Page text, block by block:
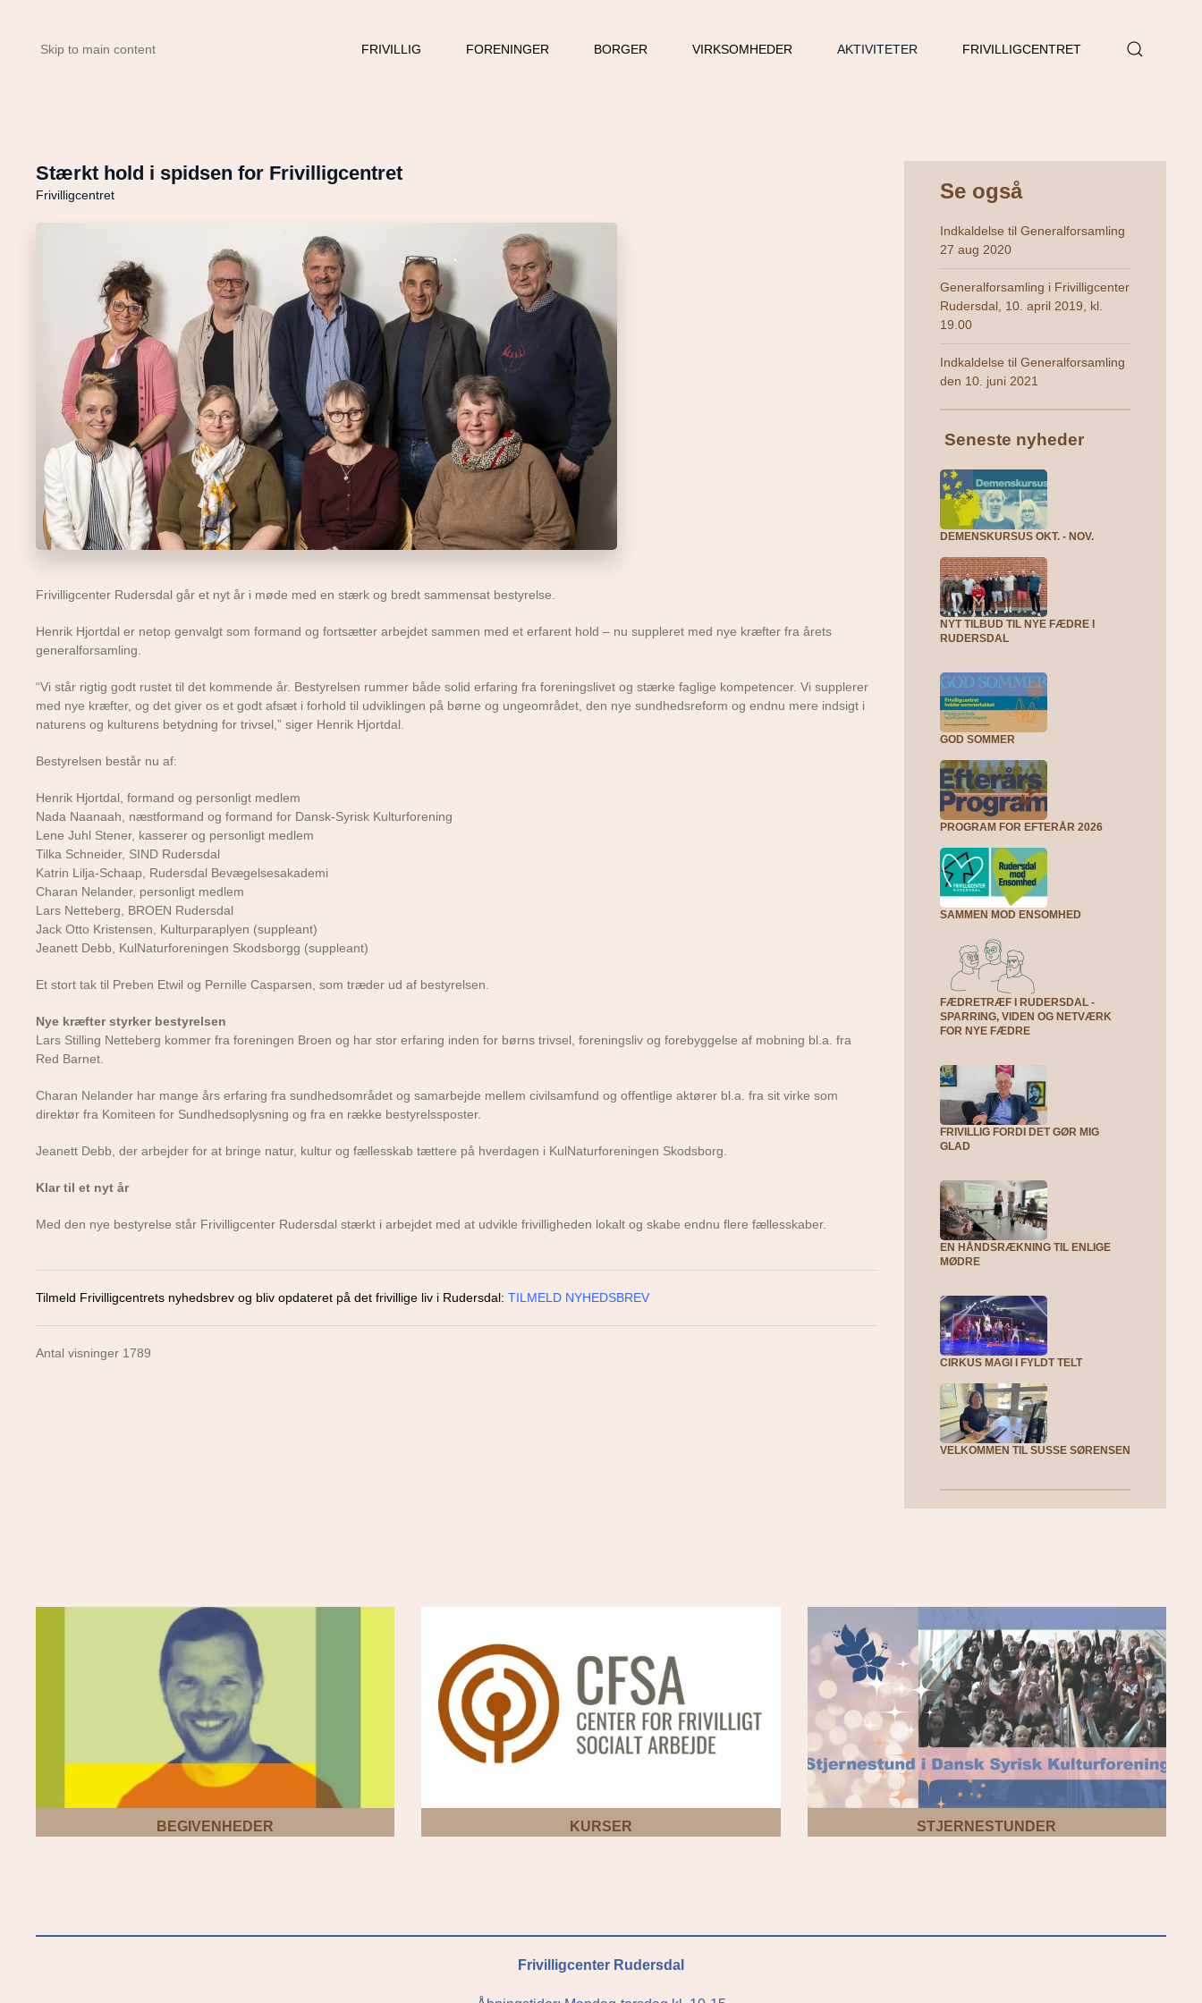
Skip to main content FRIVILLIG FORENINGER BORGER VIRKSOMHEDER AKTIVITETER FRIVILLIGCENTRET
Stærkt hold i spidsen for Frivilligcentret
Frivilligcentret
Frivilligcenter Rudersdal går et nyt år i møde med en stærk og bredt sammensat bestyrelse.
Henrik Hjortdal er netop genvalgt som formand og fortsætter arbejdet sammen med et erfarent hold – nu suppleret med nye kræfter fra årets
generalforsamling.
“Vi står rigtig godt rustet til det kommende år. Bestyrelsen rummer både solid erfaring fra foreningslivet og stærke faglige kompetencer. Vi supplerer
med nye kræfter, og det giver os et godt afsæt i forhold til udviklingen på børne og ungeområdet, den nye sundhedsreform og endnu mere indsigt i
naturens og kulturens betydning for trivsel,” siger Henrik Hjortdal.
Bestyrelsen består nu af:
Henrik Hjortdal, formand og personligt medlem
Nada Naanaah, næstformand og formand for Dansk-Syrisk Kulturforening
Lene Juhl Stener, kasserer og personligt medlem
Tilka Schneider, SIND Rudersdal
Katrin Lilja-Schaap, Rudersdal Bevægelsesakademi
Charan Nelander, personligt medlem
Lars Netteberg, BROEN Rudersdal
Jack Otto Kristensen, Kulturparaplyen (suppleant)
Jeanett Debb, KulNaturforeningen Skodsborgg (suppleant)
Et stort tak til Preben Etwil og Pernille Casparsen, som træder ud af bestyrelsen.
Nye kræfterstyrker bestyrelsen
Lars Stilling Netteberg kommer fra foreningen Broen og har stor erfaring inden for børns trivsel, foreningsliv og forebyggelse af mobning bl.a. fra
Red Barnet.
Charan Nelander har mange års erfaring fra sundhedsområdet og samarbejde mellem civilsamfund og offentlige aktører bl.a. fra sit virke som
direktør fra Komiteen for Sundhedsoplysning og fra en række bestyrelssposter.
Jeanett Debb, der arbejder for at bringe natur, kultur og fællesskab tættere på hverdagen i KulNaturforeningen Skodsborg.
Klar til et nyt år
Med den nye bestyrelse står Frivilligcenter Rudersdal stærkt i arbejdet med at udvikle frivilligheden lokalt og skabe endnu flere fællesskaber.
Tilmeld Frivilligcentrets nyhedsbrev og bliv opdateret på det frivillige liv i Rudersdal: TILMELD NYHEDSBREV
Antal visninger 1789
Se også
Indkaldelse til Generalforsamling
27 aug 2020
Generalforsamling i Frivilligcenter
Rudersdal, 10. april 2019, kl.
19.00
Indkaldelse til Generalforsamling
den 10. juni 2021
Seneste nyheder
DEMENSKURSUS OKT. - NOV.
NYT TILBUD TIL NYE FÆDRE I
RUDERSDAL
GOD SOMMER
PROGRAM FOR EFTERÅR 2026
SAMMEN MOD ENSOMHED
FÆDRETRÆF I RUDERSDAL -
SPARRING, VIDEN OG NETVÆRK
FOR NYE FÆDRE
FRIVILLIG FORDI DET GØR MIG
GLAD
EN HÅNDSRÆKNING TIL ENLIGE
MØDRE
CIRKUS MAGI I FYLDT TELT
VELKOMMEN TIL SUSSE SØRENSEN
BEGIVENHEDER KURSER STJERNESTUNDER
Frivilligcenter Rudersdal